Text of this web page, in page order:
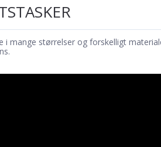
i mange størrelser og forskelligt